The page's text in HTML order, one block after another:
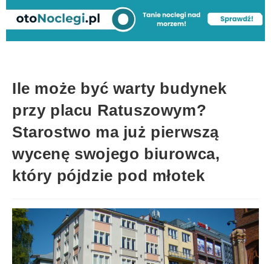
Ile może być warty budynek
przy placu Ratuszowym?
Starostwo ma już pierwszą
wycenę swojego biurowca,
który pójdzie pod młotek